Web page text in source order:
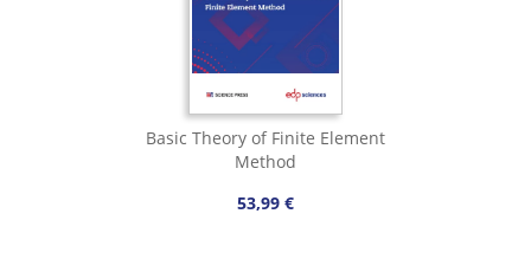
Basic Theory of Finite Element
Method
53,99 €